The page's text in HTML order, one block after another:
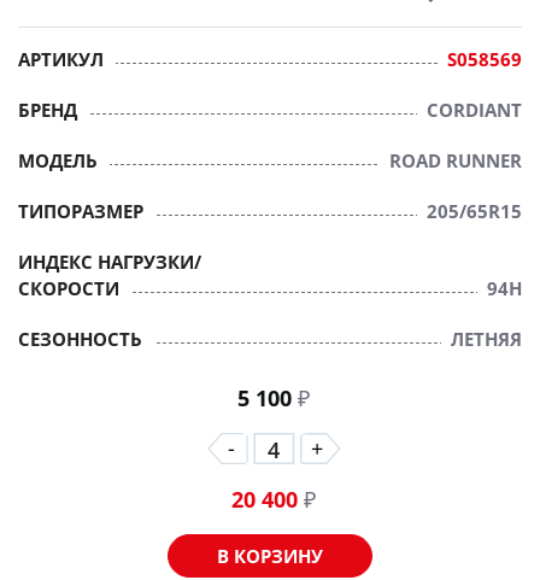
АРТИКУЛ S058569
БРЕНД CORDIANT
МОДЕЛЬ ROAD RUNNER
ТИПОРАЗМЕР 205/65R15
ИНДЕКС НАГРУЗКИ/
СКОРОСТИ
94H
СЕЗОННОСТЬ ЛЕТНЯЯ
5 100₽
-
+
20 400 ₽
В КОРЗИНУ